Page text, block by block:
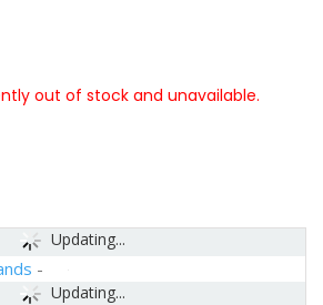
out of stock and unavailable.
Updating...
Updating...
-